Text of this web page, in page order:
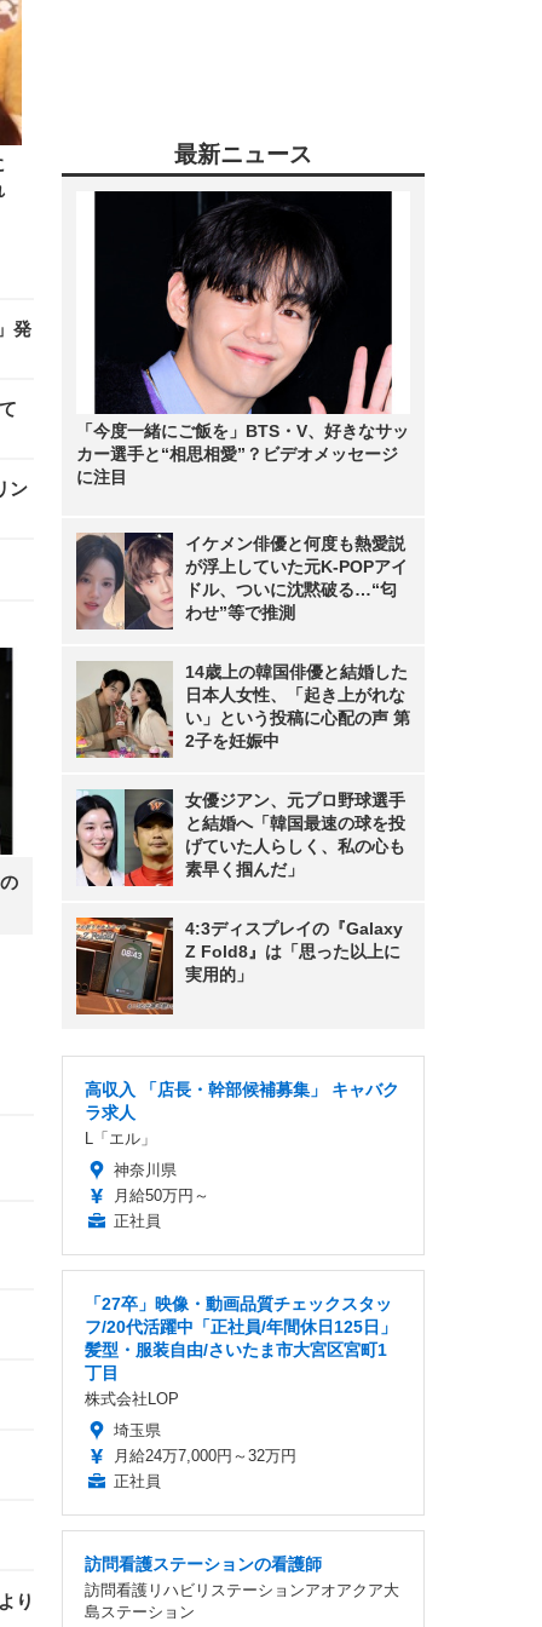
発
ン
り
最新ニュース
「今度一緒にご飯を」BTS・V、好きなサッ
カー選手と“相思相愛”？ビデオメッセージ
に注目
イケメン俳優と何度も熱愛説
が浮上していた元K-POPアイ
ドル、ついに沈黙破る…“匂
わせ”等で推測
14歳上の韓国俳優と結婚した
日本人女性、「起き上がれな
い」という投稿に心配の声 第
2子を妊娠中
女優ジアン、元プロ野球選手
と結婚へ「韓国最速の球を投
げていた人らしく、私の心も
素早く掴んだ」
4:3ディスプレイの『Galaxy
Z Fold8』は「思った以上に
実用的」
高収入 「店長・幹部候補募集」 キャバク
ラ求人
L「エル」
神奈川県
月給50万円～
正社員
「27卒」映像・動画品質チェックスタッ
フ/20代活躍中「正社員/年間休日125日」
髪型・服装自由/さいたま市大宮区宮町1
丁目
株式会社LOP
埼玉県
月給24万7,000円～32万円
正社員
訪問看護ステーションの看護師
訪問看護リハビリステーションアオアクア大
島ステーション